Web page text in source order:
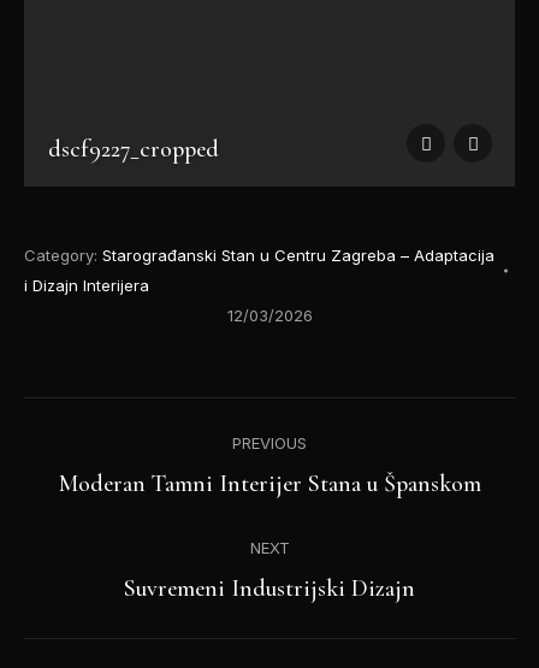
dscf9227_cropped
Category: Starograđanski Stan u Centru Zagreba – Adaptacija
i Dizajn Interijera
12/03/2026
navigation
PREVIOUS
Previous
Moderan Tamni Interijer Stana u Španskom
NEXT
Next
Suvremeni Industrijski Dizajn